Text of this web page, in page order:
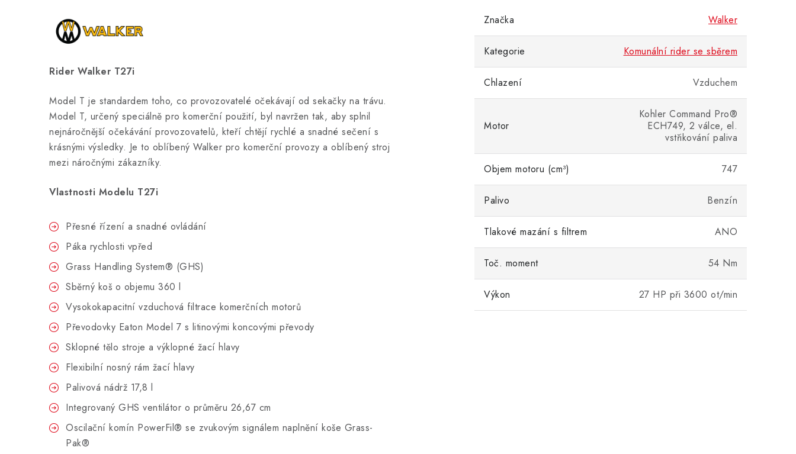
Rider Walker T27i
Model T je standardem toho, co provozovatelé očekávají od sekačky na trávu.
Model T, určený speciálně pro komerční použití, byl navržen tak, aby splnil
nejnáročnější očekávání provozovatelů, kteří chtějí rychlé a snadné sečení s
krásnými výsledky. Je to oblíbený Walker pro komerční provozy a oblíbený stroj
mezi náročnými zákazníky.
Vlastnosti Modelu T27i
Přesné řízení a snadné ovládání
Páka rychlosti vpřed
Grass Handling System® (GHS)
Sběrný koš o objemu 360 l
Vysokokapacitní vzduchová filtrace komerčních motorů
Převodovky Eaton Model 7 s litinovými koncovými převody
Sklopné tělo stroje a výklopné žací hlavy
Flexibilní nosný rám žací hlavy
Palivová nádrž 17,8 l
Integrovaný GHS ventilátor o průměru 26,67 cm
Oscilační komín PowerFil® se zvukovým signálem naplnění koše Grass-
Pak®
Značka Walker
Kategorie Komunální rider se sběrem
Chlazení Vzduchem
Motor
Kohler Command Pro®
ECH749, 2 válce, el.
vstřikování paliva
Objem motoru (cm³) 747
Palivo Benzín
Tlakové mazání s filtrem ANO
Toč. moment 54 Nm
Výkon 27 HP při 3600 ot/min